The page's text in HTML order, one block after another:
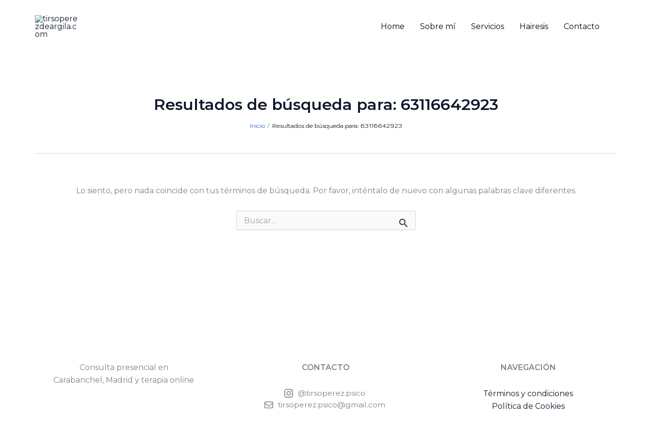
contenido
Home Sobre mí Servicios Hairesis Contacto
Resultados de búsqueda para: 63116642923
Inicio Resultados de búsqueda para: 63116642923
Lo siento, pero nada coincide con tus términos de búsqueda. Por favor, inténtalo de nuevo con algunas palabras clave diferentes.
Buscar
por:
Consulta presencial en
Carabanchel, Madrid y terapia online
CONTACTO
@tirsoperez.psico
tirsoperez.psico@gmail.com
NAVEGACIÓN
Términos y condiciones
Política de Cookies